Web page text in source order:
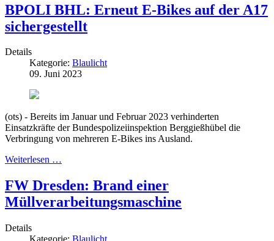
BPOLI BHL: Erneut E-Bikes auf der A17
sichergestellt
Details
Kategorie: Blaulicht
09. Juni 2023
(ots) - Bereits im Januar und Februar 2023 verhinderten
Einsatzkräfte der Bundespolizeiinspektion Berggießhübel die
Verbringung von mehreren E-Bikes ins Ausland.
Weiterlesen …
FW Dresden: Brand einer
Müllverarbeitungsmaschine
Details